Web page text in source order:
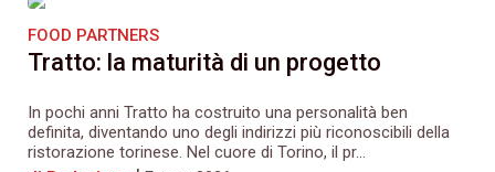
FOOD PARTNERS
Tratto: la maturità di un progetto
In pochi anni Tratto ha costruito una personalità ben
definita, diventando uno degli indirizzi più riconoscibili della
ristorazione torinese. Nel cuore di Torino, il pr...